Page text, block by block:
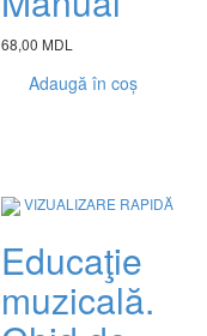
68,00 MDL
Adaugă în coș
VIZUALIZARE RAPIDĂ
Educaţie
muzicală.